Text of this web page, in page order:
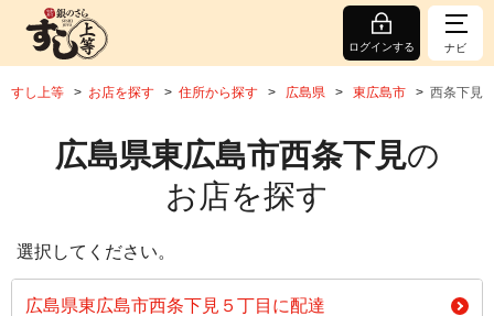
ログインする ナビ
すし上等 お店を探す 住所から探す 広島県 東広島市 西条下見
広島県東広島市西条下見の
お店を探す
選択してください。
広島県東広島市西条下見５丁目に配達